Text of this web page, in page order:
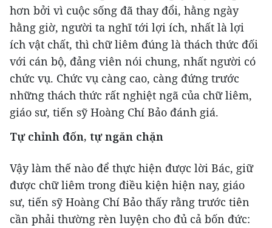
hơn bởi vì cuộc sống đã thay đổi, hằng ngày
hằng giờ, người ta nghĩ tới lợi ích, nhất là lợi
ích vật chất, thì chữ liêm đúng là thách thức đối
với cán bộ, đảng viên nói chung, nhất người có
chức vụ. Chức vụ càng cao, càng đứng trước
những thách thức rất nghiệt ngã của chữ liêm,
giáo sư, tiến sỹ Hoàng Chí Bảo đánh giá.
Tự chỉnh đốn, tự ngăn chặn
Vậy làm thế nào để thực hiện được lời Bác, giữ
được chữ liêm trong điều kiện hiện nay, giáo
sư, tiến sỹ Hoàng Chí Bảo thấy rằng trước tiên
cần phải thường rèn luyện cho đủ cả bốn đức: